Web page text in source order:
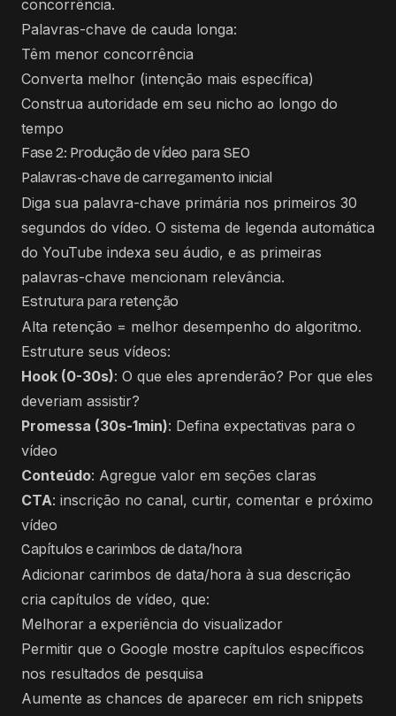
concorrência.
Palavras-chave de cauda longa:
Têm menor concorrência
Converta melhor (intenção mais específica)
Construa autoridade em seu nicho ao longo do
tempo
Fase 2: Produção de vídeo para SEO
Palavras-chave de carregamento inicial
Diga sua palavra-chave primária nos primeiros 30
segundos do vídeo. O sistema de legenda automática
do YouTube indexa seu áudio, e as primeiras
palavras-chave mencionam relevância.
Estrutura para retenção
Alta retenção = melhor desempenho do algoritmo.
Estruture seus vídeos:
Hook (0-30s): O que eles aprenderão? Por que eles
deveriam assistir?
Promessa (30s-1min): Defina expectativas para o
vídeo
Conteúdo: Agregue valor em seções claras
CTA: inscrição no canal, curtir, comentar e próximo
vídeo
Capítulos e carimbos de data/hora
Adicionar carimbos de data/hora à sua descrição
cria capítulos de vídeo, que:
Melhorar a experiência do visualizador
Permitir que o Google mostre capítulos específicos
nos resultados de pesquisa
Aumente as chances de aparecer em rich snippets